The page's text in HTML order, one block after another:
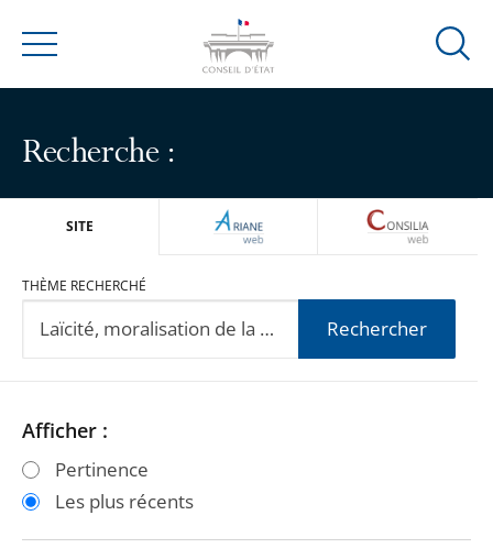
Menu
Ouvrir
Recherche :
SITE ARIANEWEB
THÈME RECHERCHÉ
Rechercher
Passer
les
filtres
Passer
les
filtres
Afficher :
Pertinence
Les plus récents